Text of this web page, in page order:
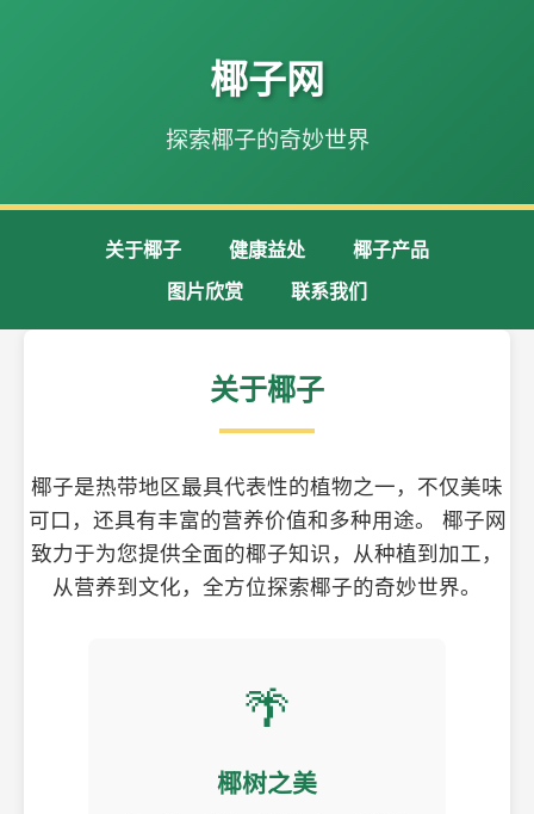
椰子网
探索椰子的奇妙世界
关于椰子 健康益处
椰子产品
图片欣赏
联系我们
关于椰子
椰子是热带地区最具代表性的植物之一，不仅美味
可口，还具有丰富的营养价值和多种用途。 椰子网
致力于为您提供全面的椰子知识，从种植到加工，
从营养到文化，全方位探索椰子的奇妙世界。
🌴
椰树之美